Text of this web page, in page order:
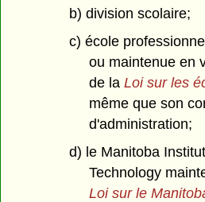
b) division scolaire;
c) école
ou maintenue en
de laLoi sur les
même que son
d'administration;
d) le Manitoba
Technology
Loi sur le